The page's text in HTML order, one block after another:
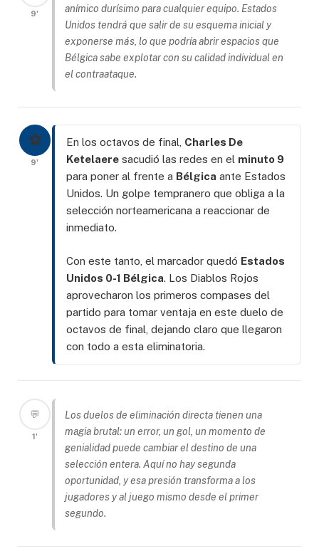
9'
anímico durísimo para cualquier equipo. Estados
Unidos tendrá que salir de su esquema inicial y
exponerse más, lo que podría abrir espacios que
Bélgica sabe explotar con su calidad individual en
el contraataque.
⚽
9'
En los octavos de final, Charles De
Ketelaere sacudió las redes en el minuto 9
para poner al frente a Bélgica ante Estados
Unidos. Un golpe tempranero que obliga a la
selección norteamericana a reaccionar de
inmediato.
Con este tanto, el marcador quedó Estados
Unidos 0-1 Bélgica. Los Diablos Rojos
aprovecharon los primeros compases del
partido para tomar ventaja en este duelo de
octavos de final, dejando claro que llegaron
con todo a esta eliminatoria.
💬
1'
Los duelos de eliminación directa tienen una
magia brutal: un error, un gol, un momento de
genialidad puede cambiar el destino de una
selección entera. Aquí no hay segunda
oportunidad, y esa presión transforma a los
jugadores y al juego mismo desde el primer
segundo.